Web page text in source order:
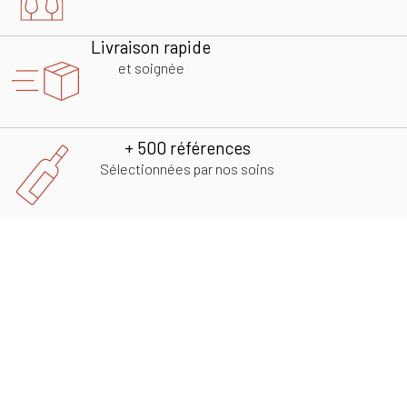
Livraison rapide
et soignée
+ 500 références
Sélectionnées par nos soins